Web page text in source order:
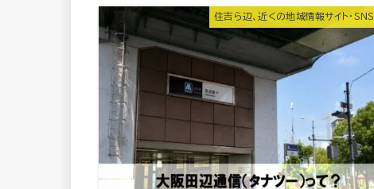
住吉ら辺、近くの地域情報サイト・SNS